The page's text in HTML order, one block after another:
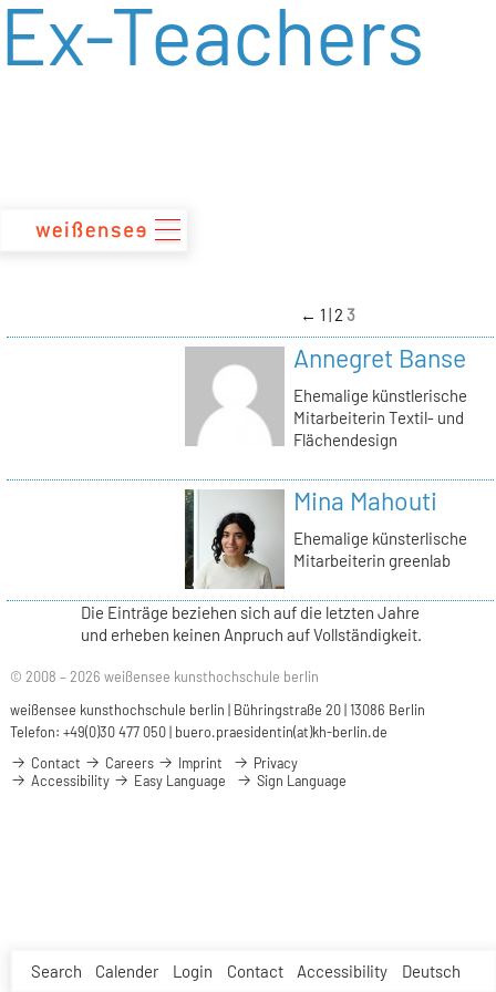
zum
Inhalt
Search Calender Login Contact Accessibility Deutsch
Ex-Teachers
← 1 23
Annegret Banse
Ehemalige künstlerische
Mitarbeiterin Textil- und
Flächendesign
Mina Mahouti
Ehemalige künsterlische
Mitarbeiterin greenlab
Die Einträge beziehen sich auf die letzten Jahre
und erheben keinen Anpruch auf Vollständigkeit.
© 2008 – 2026 weißensee kunsthochschule berlin
weißensee kunsthochschule berlin | Bühringstraße 20 | 13086 Berlin
Telefon: +49(0)30 477 050 | buero.praesidentin(at)kh-berlin.de
Contact
Careers Imprint
Privacy
Accessibility
Easy Language Sign Language